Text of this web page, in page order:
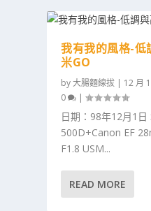
我有我的風格-低
米GO
by大腸麵線拔 | 12 月
0
|
日期：98年12月1
500D+Canon EF
F1.8 USM...
READ MORE